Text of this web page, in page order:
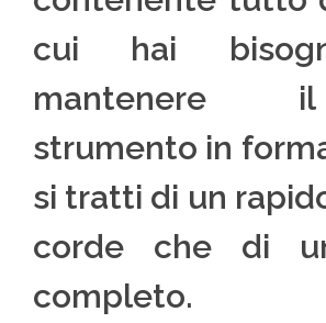
cui hai
strumento in
si tratti di un
corde che di
completo.